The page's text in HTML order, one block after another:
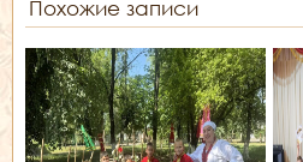
Похожие записи